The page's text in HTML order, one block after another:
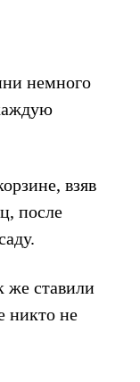
немного
взяв
после
же ставили
никто не